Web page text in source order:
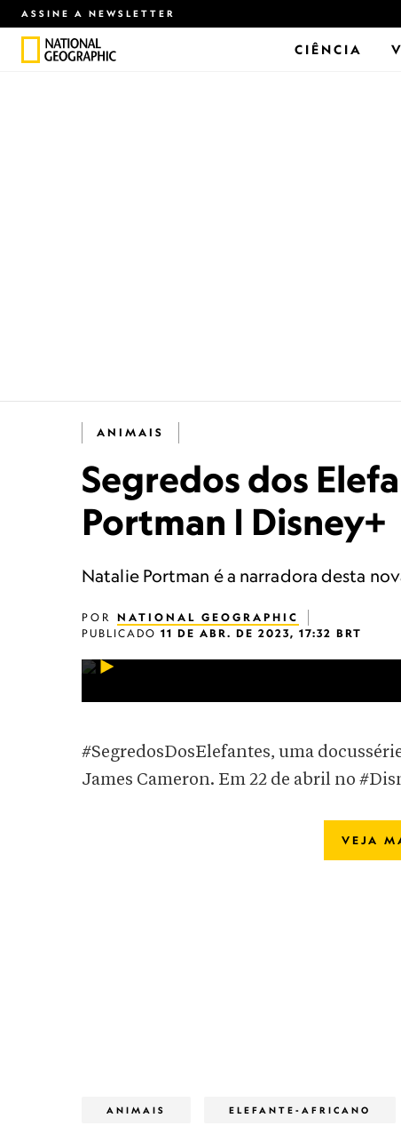
ASSINE A NEWSLETTER
CIÊNCIA
ANIMAIS
Segredos dos
Portman | Disney+
Natalie Portman é a narradora desta
POR NATIONAL GEOGRAPHIC
PUBLICADO 11 DE ABR. DE 2023, 17:32 BRT
#SegredosDosElefantes, uma
James Cameron. Em 22 de abril no
VEJA
ANIMAIS ELEFANTE-AFRICANO